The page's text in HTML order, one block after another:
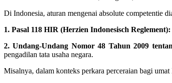
Di Indonesia, aturan mengenai absolute competentie
1. Pasal 118 HIR (Herzien Indonesisch Reglement):
2. Undang-Undang Nomor 48 Tahun 2009
pengadilan tata usaha negara.
Misalnya, dalam konteks perkara perceraian bagi